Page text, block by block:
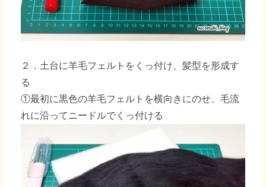
２．土台に羊毛フェルトをくっ付け、髪型を形成す
る
①最初に黒色の羊毛フェルトを横向きにのせ、毛流
れに沿ってニードルでくっ付ける